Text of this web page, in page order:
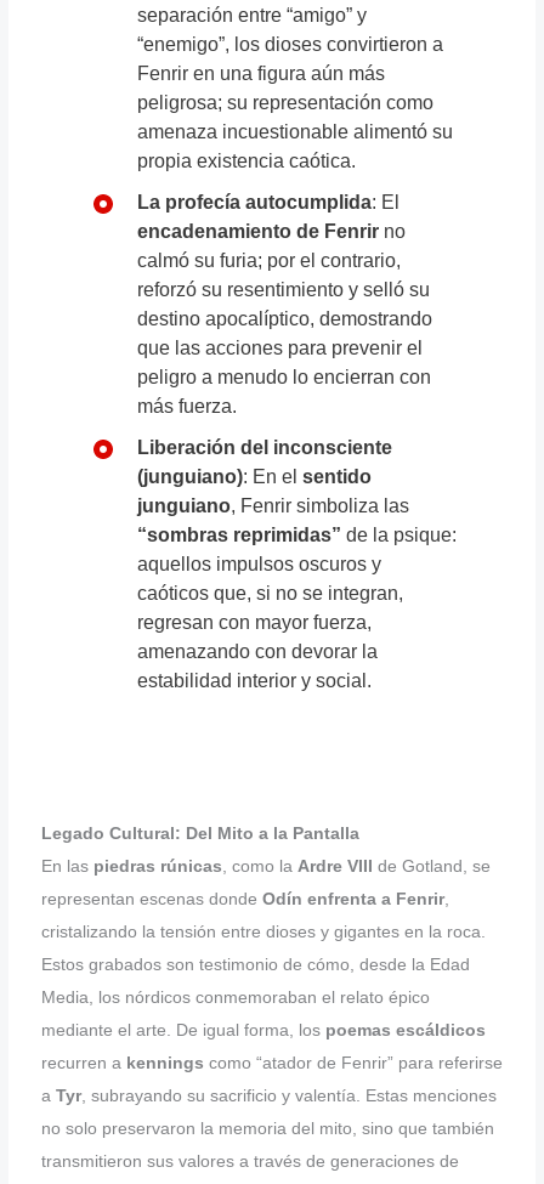
separación entre “amigo” y
“enemigo”, los dioses convirtieron a
Fenrir en una figura aún más
peligrosa; su representación como
amenaza incuestionable alimentó su
propia existencia caótica.
La profecía autocumplida: El
encadenamiento de Fenrir no
calmó su furia; por el contrario,
reforzó su resentimiento y selló su
destino apocalíptico, demostrando
que las acciones para prevenir el
peligro a menudo lo encierran con
más fuerza.
Liberación del inconsciente
(junguiano): En el sentido
junguiano, Fenrir simboliza las
“sombras reprimidas” de la psique:
aquellos impulsos oscuros y
caóticos que, si no se integran,
regresan con mayor fuerza,
amenazando con devorar la
estabilidad interior y social.
Legado Cultural: Del Mito a la Pantalla
En las piedras rúnicas , como la Ardre VIII
de Gotland, se
representan escenas donde Odín enfrenta a Fenrir,
cristalizando la tensión entre dioses y gigantes en la roca.
Estos grabados son testimonio de cómo, desde la Edad
Media, los nórdicos conmemoraban el relato épico
mediante el arte. De igual forma, los poemas escáldicos
recurren a kennings como “atador de Fenrir” para referirse
a Tyr, subrayando su sacrificio y valentía. Estas menciones
no solo preservaron la memoria del mito, sino que también
transmitieron sus valores a través de generaciones de